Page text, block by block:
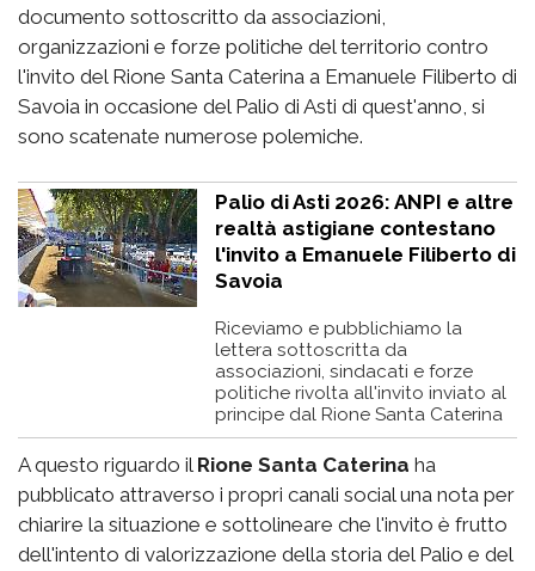
documento sottoscritto da associazioni,
organizzazioni e forze politiche del territorio contro
l'invito del Rione Santa Caterina a Emanuele Filiberto di
Savoia in occasione del Palio di Asti di quest'anno, si
sono scatenate numerose polemiche.
Palio di Asti 2026: ANPI e altre
realtà astigiane contestano
l'invito a Emanuele Filiberto di
Savoia
Riceviamo e pubblichiamo la
lettera sottoscritta da
associazioni, sindacati e forze
politiche rivolta all'invito inviato al
principe dal Rione Santa Caterina
A questo riguardo il Rione Santa Caterina ha
pubblicato attraverso i propri canali social una nota per
chiarire la situazione e sottolineare che l'invito è frutto
dell'intento di valorizzazione della storia del Palio e del